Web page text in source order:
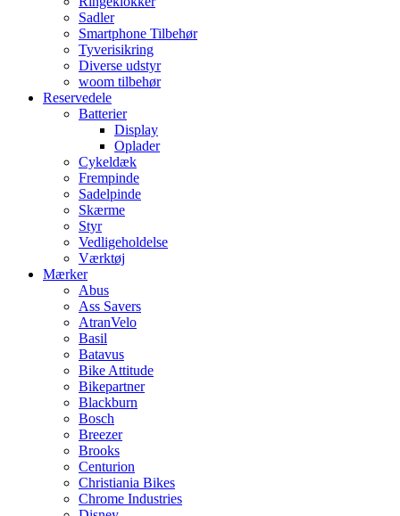
Sadler
Smartphone Tilbehør
Tyverisikring
Diverse udstyr
woom tilbehør
Reservedele
Batterier
Display
Oplader
Cykeldæk
Frempinde
Sadelpinde
Skærme
Styr
Vedligeholdelse
Værktøj
Mærker
Abus
Ass Savers
AtranVelo
Basil
Batavus
Bike Attitude
Bikepartner
Blackburn
Bosch
Breezer
Brooks
Centurion
Christiania Bikes
Chrome Industries